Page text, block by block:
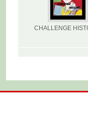
CHALLENGE